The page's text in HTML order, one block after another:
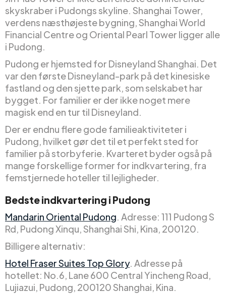
skyskraber i Pudongs skyline. Shanghai Tower,
verdens næsthøjeste bygning, Shanghai World
Financial Centre og Oriental Pearl Tower ligger alle
i Pudong.
Pudong er hjemsted for Disneyland Shanghai. Det
var den første Disneyland-park på det kinesiske
fastland og den sjette park, som selskabet har
bygget. For familier er der ikke noget mere
magisk end en tur til Disneyland.
Der er endnu flere gode familieaktiviteter i
Pudong, hvilket gør det til et perfekt sted for
familier på storbyferie. Kvarteret byder også på
mange forskellige former for indkvartering, fra
femstjernede hoteller til lejligheder.
Bedste indkvartering i Pudong
Mandarin Oriental Pudong. Adresse: 111 Pudong S
Rd, Pudong Xinqu, Shanghai Shi, Kina, 200120.
Billigere alternativ:
Hotel Fraser Suites Top Glory. Adresse på
hotellet: No.6, Lane 600 Central Yincheng Road,
Lujiazui, Pudong, 200120 Shanghai, Kina.